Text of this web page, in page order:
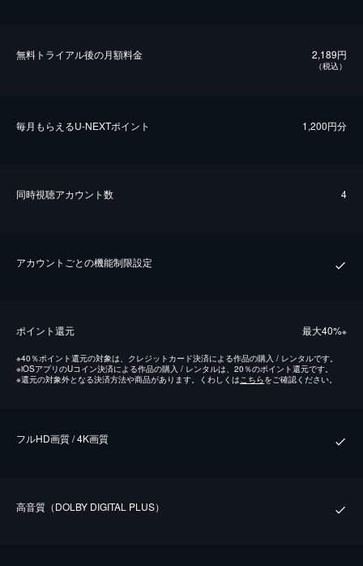
無料トライアル後の⽉額料金 2,189円
（税込）
毎⽉もらえるU-NEXTポイント 1,200円分
同時視聴アカウント数 4
アカウントごとの機能制限設定
ポイント還元 最⼤40%※
※40％ポイント還元の対象は、クレジットカード決済による作品の購入 / レンタルです。
※iOSアプリのUコイン決済による作品の購入 / レンタルは、20％のポイント還元です。
※還元の対象外となる決済方法や商品があります。くわしくは こちらをご確認ください。
フルHD画質 / 4K画質
⾼⾳質（DOLBY DIGITAL PLUS）